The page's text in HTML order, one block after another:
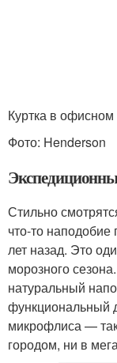
Куртка в
Фото: Henderson
Стильно
что-то
лет назад. Это
морозного
натуральный
функциональный
микрофлиса —
городом, ни в